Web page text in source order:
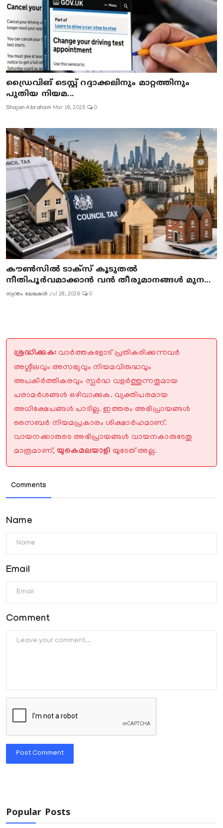
ഡ്രൈവിങ് ടെസ്റ്റ് റദ്ദാക്കലിനും മാറ്റത്തിനും
പുതിയ നിയമ...
Shajan Abraham Mar 18, 2025 0
കൗൺസിൽ ടാക്സ് കൂടുതൽ
നീതിപൂർവമാക്കാൻ വൻ തീരുമാനങ്ങൾ മുന...
സ്വന്തം ലേഖകൻ Jul 28, 2026 0
ശ്രദ്ധിക്കുക: വാർത്തകളോട് പ്രതികരിക്കുന്നവർ
അശ്ലീലവും അസഭ്യവും നിയമവിരുദ്ധവും
അപകീർത്തികരവും സ്പർദ്ധ വളർത്തുന്നതുമായ
പരാമർശങ്ങൾ ഒഴിവാക്കുക. വ്യക്തിപരമായ
അധിക്ഷേപങ്ങൾ പാടില്ല. ഇത്തരം അഭിപ്രായങ്ങൾ
സൈബർ നിയമപ്രകാരം ശിക്ഷാർഹമാണ്.
വായനക്കാരുടെ അഭിപ്രായങ്ങൾ വായനകാരുടേതു
മാത്രമാണ്, യുകെമലയാളി യുടേത് അല്ല.
Comments
Name
Email
Comment
Post Comment
Popular Posts